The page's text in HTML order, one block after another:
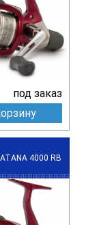
под заказ
4000 RB